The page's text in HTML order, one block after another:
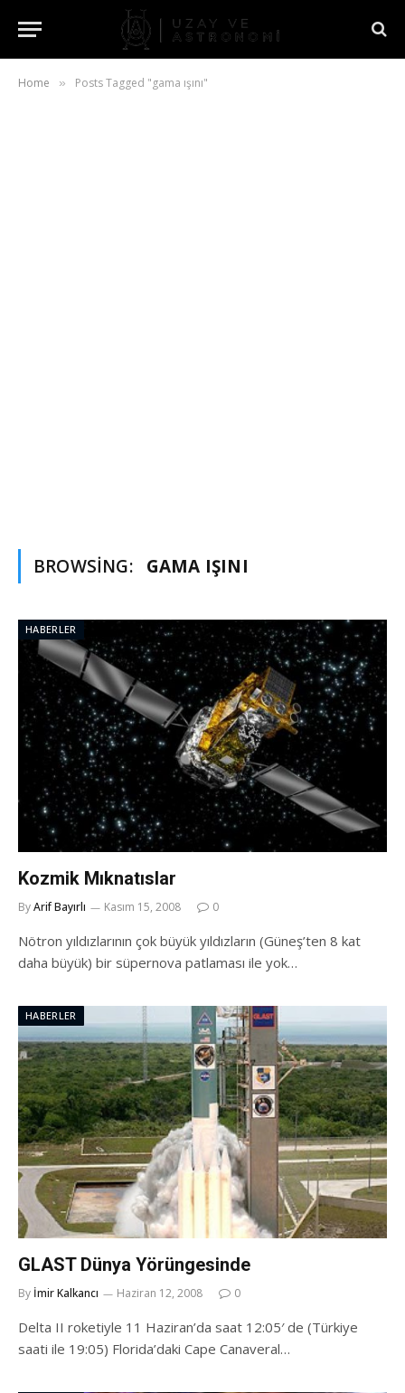
Home » Posts Tagged "gama ışını"
BROWSING: GAMA IŞINI
HABERLER
Kozmik Mıknatıslar
ByArif Bayırlı Kasım 15, 2008 0
Nötron yıldızlarının çok büyük yıldızların (Güneş’ten 8 kat
daha büyük) bir süpernova patlaması ile yok…
HABERLER
GLAST Dünya Yörüngesinde
By İmir Kalkancı Haziran 12, 2008 0
Delta II roketiyle 11 Haziran’da saat 12:05′ de (Türkiye
saati ile 19:05) Florida’daki Cape Canaveral…